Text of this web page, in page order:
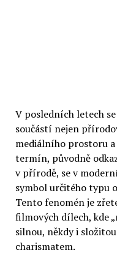
V posledních letech
součástí nejen
mediálního prostoru
termín, původně
v přírodě, se v
symbol určitého typu
Tento fenomén je
filmových dílech, kde
silnou, někdy i
charismatem.